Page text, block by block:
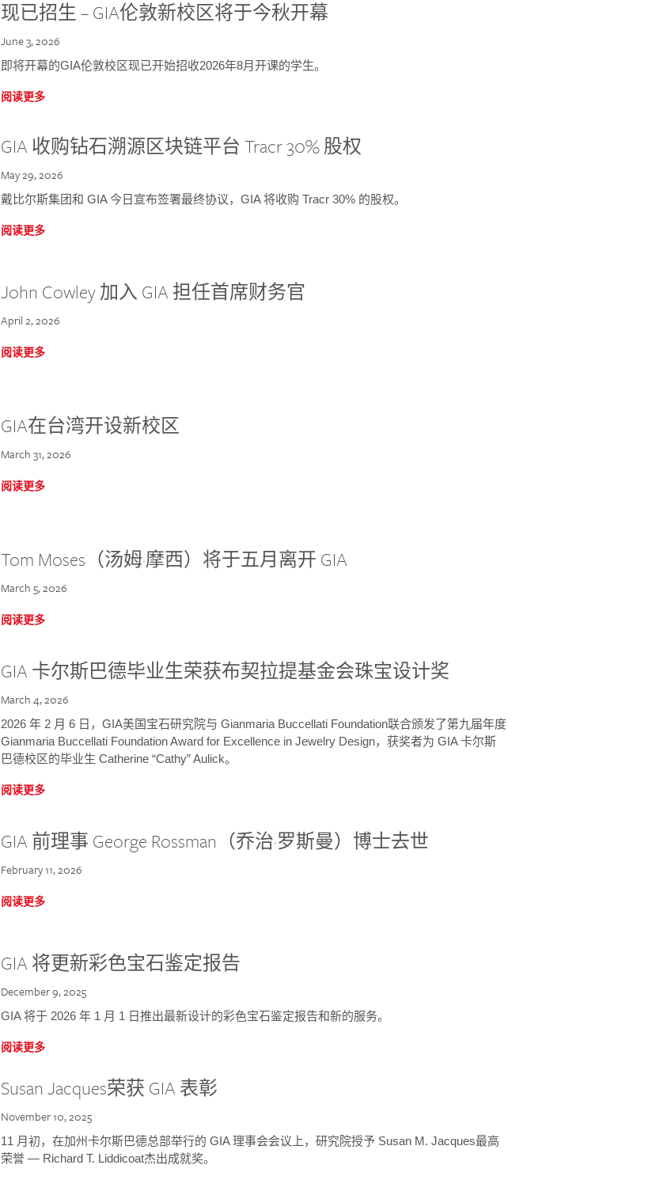
现已招生 – GIA伦敦新校区将于今秋开幕
June 3, 2026
即将开幕的GIA伦敦校区现已开始招收2026年8月开课的学生。
阅读更多
GIA 收购钻石溯源区块链平台 Tracr 30% 股权
May 29, 2026
戴比尔斯集团和 GIA 今日宣布签署最终协议，GIA 将收购 Tracr 30% 的股权。
阅读更多
John Cowley 加入 GIA 担任首席财务官
April 2, 2026
阅读更多
GIA在台湾开设新校区
March 31, 2026
阅读更多
Tom Moses（汤姆·摩西）将于五月离开 GIA
March 5, 2026
阅读更多
GIA 卡尔斯巴德毕业生荣获布契拉提基金会珠宝设计奖
March 4, 2026
2026 年 2 月 6 日，GIA美国宝石研究院与 Gianmaria Buccellati Foundation联合颁发了第九届年度
Gianmaria Buccellati Foundation Award for Excellence in Jewelry Design，获奖者为 GIA 卡尔斯
巴德校区的毕业生 Catherine “Cathy” Aulick。
阅读更多
GIA 前理事 George Rossman（乔治·罗斯曼）博士去世
February 11, 2026
阅读更多
GIA 将更新彩色宝石鉴定报告
December 9, 2025
GIA 将于 2026 年 1 月 1 日推出最新设计的彩色宝石鉴定报告和新的服务。
阅读更多
Susan Jacques荣获 GIA 表彰
November 10, 2025
11 月初，在加州卡尔斯巴德总部举行的 GIA 理事会会议上，研究院授予 Susan M. Jacques最高
荣誉 — Richard T. Liddicoat杰出成就奖。